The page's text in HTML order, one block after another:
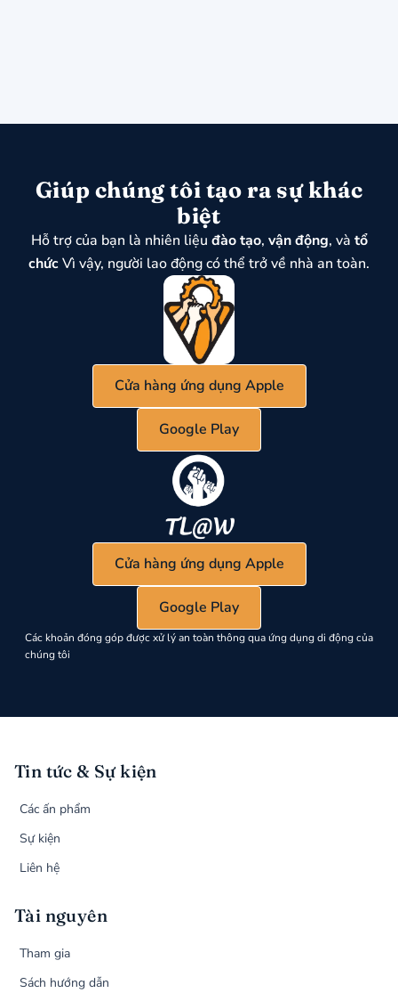
Giúp chúng tôi tạo ra sự khác
biệt
Hỗ trợ của bạn là nhiên liệu đào tạo, vận động, và tổ
chứcVì vậy, người lao động có thể trở về nhà an toàn.
Cửa hàng ứng dụng Apple
Google Play
Cửa hàng ứng dụng Apple
Google Play
Các khoản đóng góp được xử lý an toàn thông qua ứng dụng di động của
chúng tôi
Tin tức & Sự kiện
Các ấn phẩm
Sự kiện
Liên hệ
Tài nguyên
Tham gia
Sách hướng dẫn